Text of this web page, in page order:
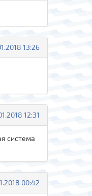
13:26
12:31
система
00:42